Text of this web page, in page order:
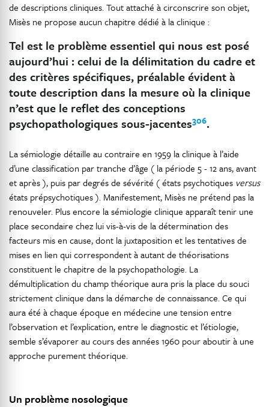
de descriptions cliniques. Tout attaché à circonscrire son objet,
Misès ne propose aucun chapitre dédié à la clinique :
Tel est le problème essentiel qui nous est posé
aujourd’hui : celui de la délimitation du cadre et
des critères spécifiques, préalable évident à
toute description dans la mesure où la clinique
n’est que le reflet des conceptions
psychopathologiques sous-jacentes306.
La sémiologie détaille au contraire en 1959 la clinique à l’aide
d’une classification par tranche d’âge ( la période 5 - 12 ans, avant
et après ), puis par degrés de sévérité ( états psychotiques versus
états prépsychotiques ). Manifestement, Misès ne prétend pas la
renouveler. Plus encore la sémiologie clinique apparaît tenir une
place secondaire chez lui vis-à-vis de la détermination des
facteurs mis en cause, dont la juxtaposition et les tentatives de
mises en lien qui correspondent à autant de théorisations
constituent le chapitre de la psychopathologie. La
démultiplication du champ théorique aura pris la place du souci
strictement clinique dans la démarche de connaissance. Ce qui
aura été à chaque époque en médecine une tension entre
l’observation et l’explication, entre le diagnostic et l’étiologie,
semble s’évaporer au cours des années 1960 pour aboutir à une
approche purement théorique.
Un problème nosologique